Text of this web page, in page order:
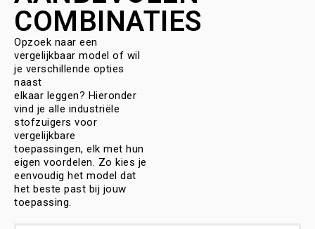
COMBINATIES
Opzoek naar een
vergelijkbaar model of wil
je verschillende opties
naast
elkaar leggen? Hieronder
vind je alle industriële
stofzuigers voor
vergelijkbare
toepassingen, elk met hun
eigen voordelen. Zo kies je
eenvoudig het model dat
het beste past bij jouw
toepassing.